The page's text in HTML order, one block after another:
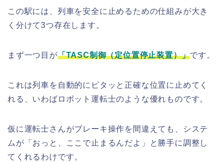
この駅には、列車を安全に止めるための仕組みが大き
く分けて3つ存在します。
まず一つ目が「TASC制御（定位置停止装置）」です。
これは列車を自動的にピタッと正確な位置に止めてく
れる、いわばロボット運転士のような優れものです。
仮に運転士さんがブレーキ操作を間違えても、システ
ムが「おっと、ここで止まるんだよ」と勝手に調整し
てくれるわけです。